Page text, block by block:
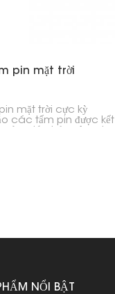
pin mặt trời
mặt trời cực kỳ
các tấm pin được kết
NỔI BẬT